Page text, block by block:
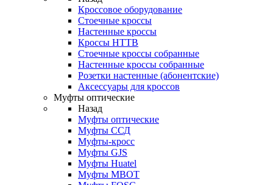
Кроссовое оборудование
Стоечные кроссы
Настенные кроссы
Кроссы HTTB
Стоечные кроссы собранные
Настенные кроссы собранные
Розетки настенные (абонентские)
Аксессуары для кроссов
Муфты оптические
Назад
Муфты оптические
Муфты ССД
Муфты-кросс
Муфты GJS
Муфты Huatel
Муфты МВОТ